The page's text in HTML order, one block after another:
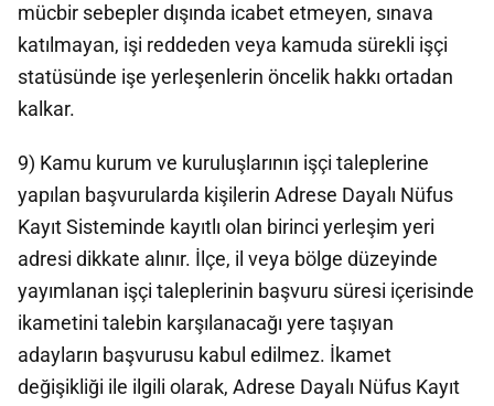
mücbir sebepler dışında icabet etmeyen, sınava
katılmayan, işi reddeden veya kamuda sürekli işçi
statüsünde işe yerleşenlerin öncelik hakkı ortadan
kalkar.
9) Kamu kurum ve kuruluşlarının işçi taleplerine
yapılan başvurularda kişilerin Adrese Dayalı Nüfus
Kayıt Sisteminde kayıtlı olan birinci yerleşim yeri
adresi dikkate alınır. İlçe, il veya bölge düzeyinde
yayımlanan işçi taleplerinin başvuru süresi içerisinde
ikametini talebin karşılanacağı yere taşıyan
adayların başvurusu kabul edilmez. İkamet
değişikliği ile ilgili olarak, Adrese Dayalı Nüfus Kayıt